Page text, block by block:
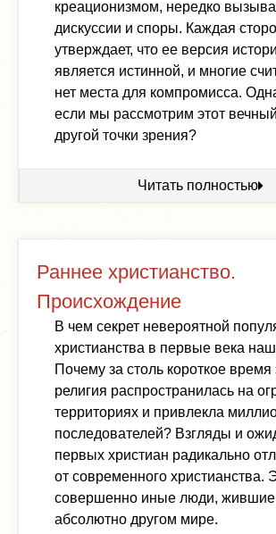
креационизмом, нередко
дискуссии и споры. Каждая
утверждает, что ее версия
является истинной, и многие
нет места для компромисса.
если мы рассмотрим этот
другой точки зрения?
Читать полностью
Раннее христианство.
Происхождение
В чем секрет невероятной
христианства в первые века
Почему за столь короткое время
религия распространилась на
территориях и привлекла
последователей? Взгляды и
первых христиан радикально
от современного христианства.
совершенно иные люди, жившие
абсолютно другом мире.